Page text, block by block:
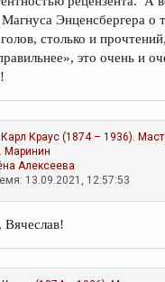
Энценсбергера о
голов, столько и
это очень и
Карл Краус (1874 – 1936).
Маринин
Алексеева
13.09.2021, 12:57:53
Вячеслав!